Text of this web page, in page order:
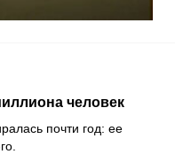
человек
почти год: ее